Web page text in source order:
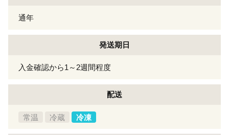
通年
発送期日
入金確認から1～2週間程度
配送
常温 冷蔵 冷凍